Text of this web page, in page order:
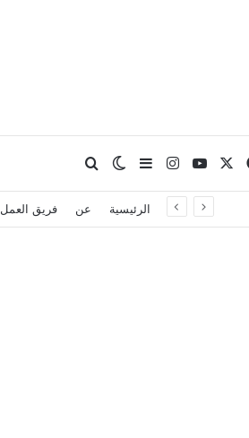
فيسبوك يوتيوبانستقرامإضافة عمود جانبي
الوضع المظلم
بحث عن
الرئيسية عن فريق العمل